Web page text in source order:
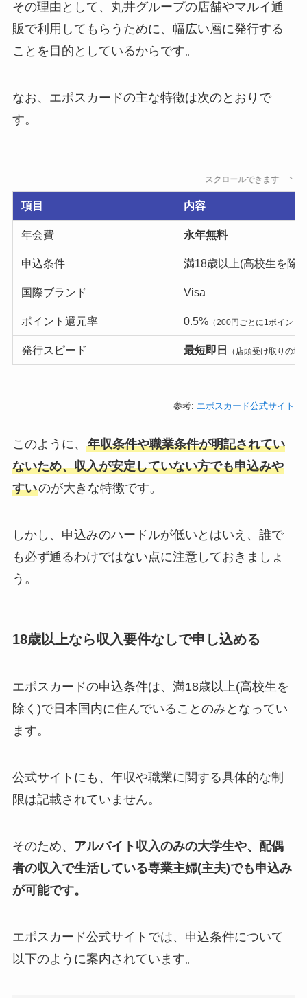
その理由として、丸井グループの店舗やマルイ通
販で利用してもらうために、幅広い層に発行する
ことを目的としているからです。
なお、エポスカードの主な特徴は次のとおりで
す。
スクロールできます
項目 内容
年会費 永年無料
申込条件 満18歳以上(高校生を除
国際ブランド Visa
ポイント還元率 0.5% （200円ごとに1ポイント
発行スピード 最短即日 （店頭受け取りの場
参考: エポスカード公式サイト
このように、 年収条件や職業条件が明記されてい
ないため、収入が安定していない方でも申込みや
すいのが大きな特徴です。
しかし、申込みのハードルが低いとはいえ、誰で
も必ず通るわけではない点に注意しておきましょ
う。
18歳以上なら収入要件なしで申し込める
エポスカードの申込条件は、満18歳以上(高校生を
除く)で日本国内に住んでいることのみとなってい
ます。
公式サイトにも、年収や職業に関する具体的な制
限は記載されていません。
そのため、 アルバイト収入のみの大学生や、配偶
者の収入で生活している専業主婦(主夫)でも申込み
が可能です。
エポスカード公式サイトでは、申込条件について
以下のように案内されています。